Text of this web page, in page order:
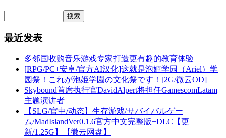
最近发表
多邻国收购音乐游戏专家打造更有趣的教育体验
[RPG/PC+安卓/官方AI汉化]这就是泡姬学园（Ariel）学
园祭！これが泡姫学園の文化祭です！[2G/微云OD]
Skybound首席执行官DavidAlpert将担任GamescomLatam
主题演讲者
【SLG/官中/动态】生存游戏/サバイバルゲー
ム/MadIslandVer0.1.6官方中文完整版+DLC【更
新/1.25G】【微云网盘】